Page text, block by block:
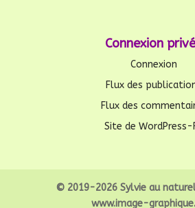
Connexion
Connexion
Flux des
Flux des
Site de WordPress-
© 2019-2026 Sylvie au
www.image-